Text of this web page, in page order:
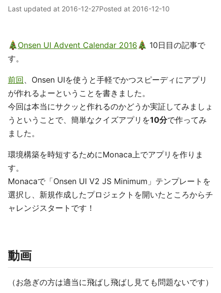
Last updated at 2016-12-27Posted at 2016-12-10
Onsen UI Advent Calendar 2016
10日目の記事で
す。
前回、Onsen UIを使うと手軽でかつスピーディにアプリ
が作れるよーということを書きました。
今回は本当にサクッと作れるのかどうか実証してみましょ
うということで、簡単なクイズアプリを10分で作ってみ
ました。
環境構築を時短するためにMonaca上でアプリを作りま
す。
Monacaで「Onsen UI V2 JS Minimum」テンプレートを
選択し、新規作成したプロジェクトを開いたところからチ
ャレンジスタートです！
動画
（お急ぎの方は適当に飛ばし飛ばし見ても問題ないです）